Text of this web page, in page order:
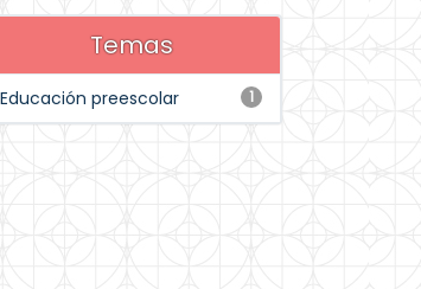
Temas
1
Educación preescolar